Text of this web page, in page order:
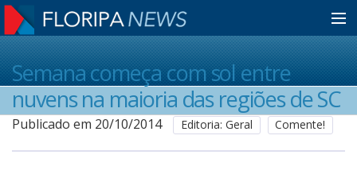
Home
Notícias
Semana começa com sol entre
nuvens na maioria das regiões de SC
Publicado em 20/10/2014 Editoria: Geral Comente!